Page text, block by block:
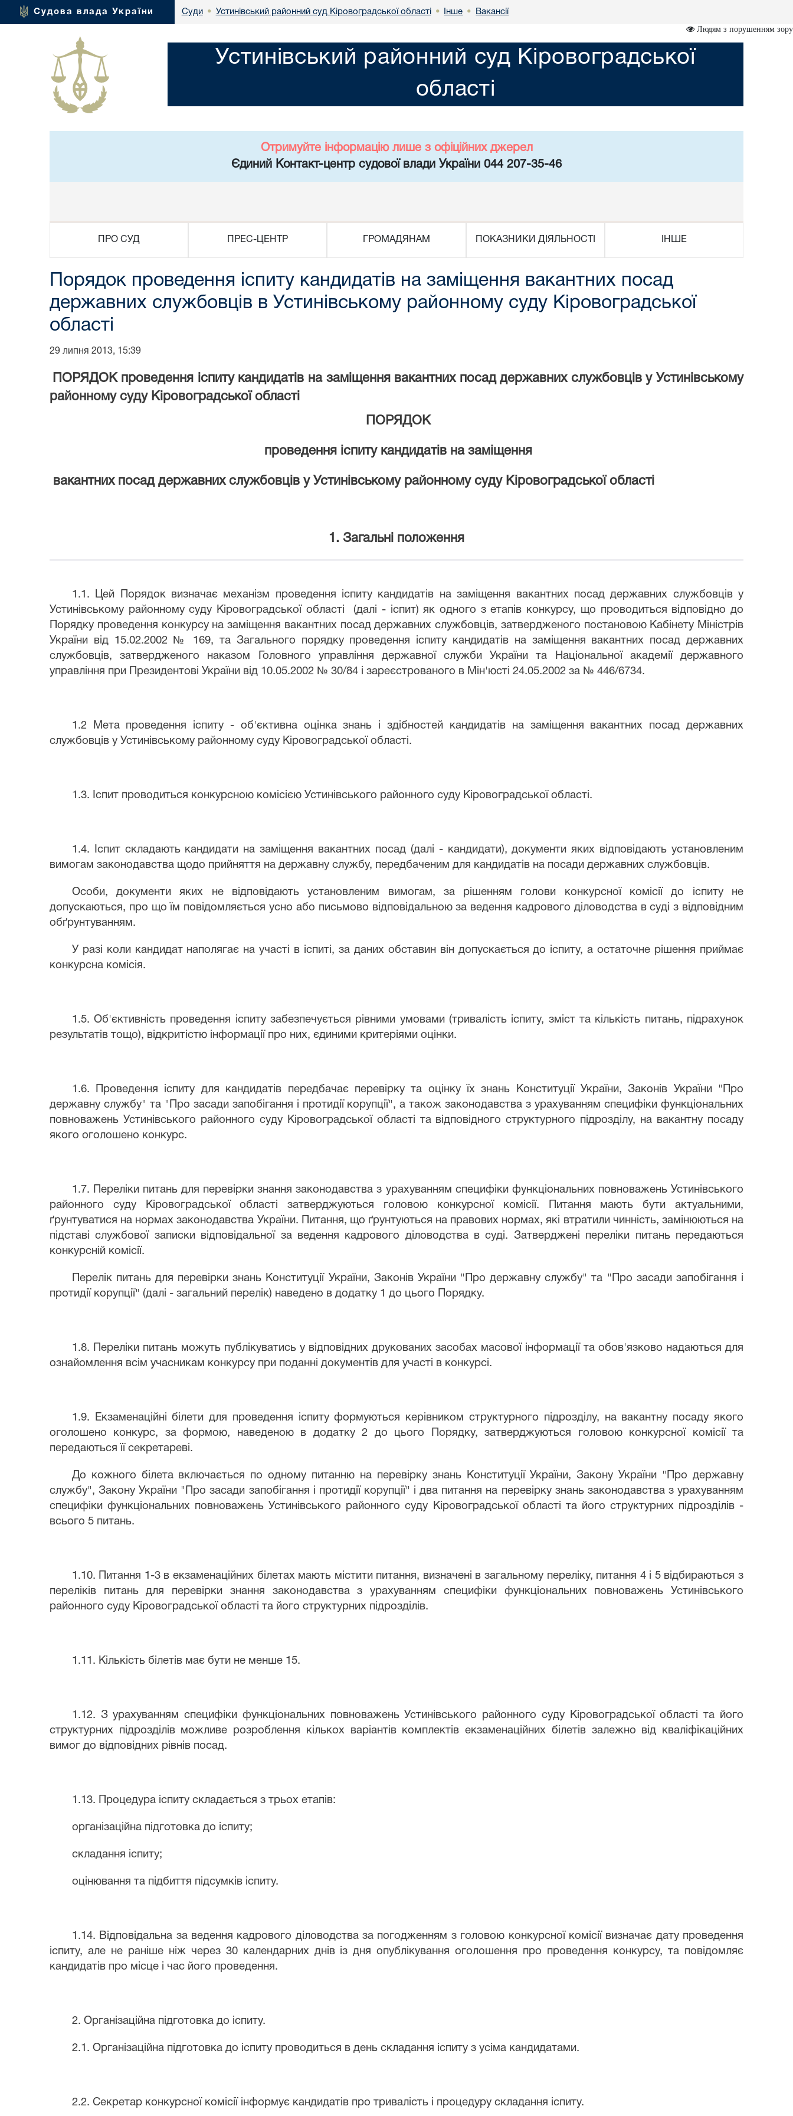
Судова влада України Суди • Устинівський районний суд Кіровоградської області • Інше • Вакансії
Людям з порушенням зору
Устинівський районний суд Кіровоградської
області
Отримуйте інформацію лише з офіційних джерел
Єдиний Контакт-центр судової влади України 044 207-35-46
ПРО СУД ПРЕС-ЦЕНТР ГРОМАДЯНАМ ПОКАЗНИКИ ДІЯЛЬНОСТІ ІНШЕ
Порядок проведення іспиту кандидатів на заміщення вакантних посад
державних службовців в Устинівському районному суду Кіровоградської
області
29 липня 2013, 15:39
ПОРЯДОК проведення іспиту кандидатів на заміщення вакантних посад державних службовців у Устинівському
районному суду Кіровоградської області
ПОРЯДОК
проведення іспиту кандидатів на заміщення
вакантних посад державних службовців у Устинівському районному суду Кіровоградської області
1. Загальні положення
1.1. Цей Порядок визначає механізм проведення іспиту кандидатів на заміщення вакантних посад державних службовців у
Устинівському районному суду Кіровоградської області (далі - іспит) як одного з етапів конкурсу, що проводиться відповідно до
Порядку проведення конкурсу на заміщення вакантних посад державних службовців, затвердженого постановою Кабінету Міністрів
України від 15.02.2002 № 169, та Загального порядку проведення іспиту кандидатів на заміщення вакантних посад державних
службовців, затвердженого наказом Головного управління державної служби України та Національної академії державного
управління при Президентові України від 10.05.2002 № 30/84 і зареєстрованого в Мін'юсті 24.05.2002 за № 446/6734.
1.2 Мета проведення іспиту - об'єктивна оцінка знань і здібностей кандидатів на заміщення вакантних посад державних
службовців у Устинівському районному суду Кіровоградської області.
1.3. Іспит проводиться конкурсною комісією Устинівського районного суду Кіровоградської області.
1.4. Іспит складають кандидати на заміщення вакантних посад (далі - кандидати), документи яких відповідають установленим
вимогам законодавства щодо прийняття на державну службу, передбаченим для кандидатів на посади державних службовців.
Особи, документи яких не відповідають установленим вимогам, за рішенням голови конкурсної комісії до іспиту не
допускаються, про що їм повідомляється усно або письмово відповідальною за ведення кадрового діловодства в суді з відповідним
обґрунтуванням.
У разі коли кандидат наполягає на участі в іспиті, за даних обставин він допускається до іспиту, а остаточне рішення приймає
конкурсна комісія.
1.5. Об'єктивність проведення іспиту забезпечується рівними умовами (тривалість іспиту, зміст та кількість питань, підрахунок
результатів тощо), відкритістю інформації про них, єдиними критеріями оцінки.
1.6. Проведення іспиту для кандидатів передбачає перевірку та оцінку їх знань Конституції України, Законів України "Про
державну службу" та "Про засади запобігання і протидії корупції", а також законодавства з урахуванням специфіки функціональних
повноважень Устинівського районного суду Кіровоградської області та відповідного структурного підрозділу, на вакантну посаду
якого оголошено конкурс.
1.7. Переліки питань для перевірки знання законодавства з урахуванням специфіки функціональних повноважень Устинівського
районного суду Кіровоградської області затверджуються головою конкурсної комісії. Питання мають бути актуальними,
ґрунтуватися на нормах законодавства України. Питання, що ґрунтуються на правових нормах, які втратили чинність, замінюються на
підставі службової записки відповідальної за ведення кадрового діловодства в суді. Затверджені переліки питань передаються
конкурсній комісії.
Перелік питань для перевірки знань Конституції України, Законів України "Про державну службу" та "Про засади запобігання і
протидії корупції" (далі - загальний перелік) наведено в додатку 1 до цього Порядку.
1.8. Переліки питань можуть публікуватись у відповідних друкованих засобах масової інформації та обов'язково надаються для
ознайомлення всім учасникам конкурсу при поданні документів для участі в конкурсі.
1.9. Екзаменаційні білети для проведення іспиту формуються керівником структурного підрозділу, на вакантну посаду якого
оголошено конкурс, за формою, наведеною в додатку 2 до цього Порядку, затверджуються головою конкурсної комісії та
передаються її секретареві.
До кожного білета включається по одному питанню на перевірку знань Конституції України, Закону України "Про державну
службу", Закону України "Про засади запобігання і протидії корупції" і два питання на перевірку знань законодавства з урахуванням
специфіки функціональних повноважень Устинівського районного суду Кіровоградської області та його структурних підрозділів -
всього 5 питань.
1.10. Питання 1-3 в екзаменаційних білетах мають містити питання, визначені в загальному переліку, питання 4 і 5 відбираються з
переліків питань для перевірки знання законодавства з урахуванням специфіки функціональних повноважень Устинівського
районного суду Кіровоградської області та його структурних підрозділів.
1.11. Кількість білетів має бути не менше 15.
1.12. З урахуванням специфіки функціональних повноважень Устинівського районного суду Кіровоградської області та його
структурних підрозділів можливе розроблення кількох варіантів комплектів екзаменаційних білетів залежно від кваліфікаційних
вимог до відповідних рівнів посад.
1.13. Процедура іспиту складається з трьох етапів:
організаційна підготовка до іспиту;
складання іспиту;
оцінювання та підбиття підсумків іспиту.
1.14. Відповідальна за ведення кадрового діловодства за погодженням з головою конкурсної комісії визначає дату проведення
іспиту, але не раніше ніж через 30 календарних днів із дня опублікування оголошення про проведення конкурсу, та повідомляє
кандидатів про місце і час його проведення.
2. Організаційна підготовка до іспиту.
2.1. Організаційна підготовка до іспиту проводиться в день складання іспиту з усіма кандидатами.
2.2. Секретар конкурсної комісії інформує кандидатів про тривалість і процедуру складання іспиту.